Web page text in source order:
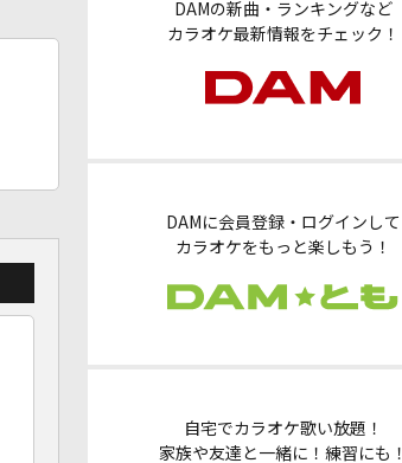
DAMの新曲・ランキングなど
カラオケ最新情報をチェック！
DAMに会員登録・ログインして
カラオケをもっと楽しもう！
自宅でカラオケ歌い放題！
家族や友達と一緒に！練習にも！